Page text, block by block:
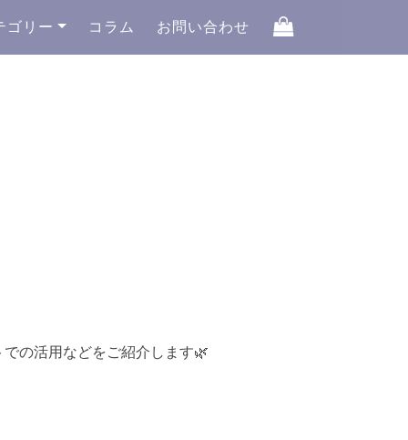
ゴリー コラム お問い合わせ
での活用などをご紹介します🌿